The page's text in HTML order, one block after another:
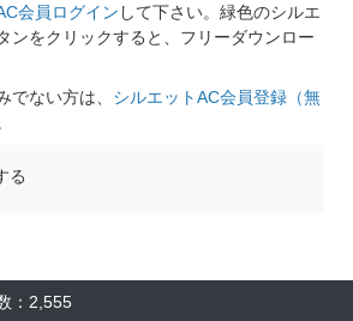
会員ログイン して下さい。緑色のシルエ
ンをクリックすると、フリーダウンロー
でない方は、 シルエットAC会員登録（無
る
：2,555